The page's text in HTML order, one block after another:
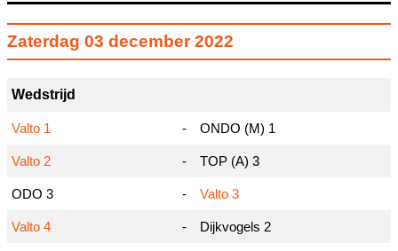
Zaterdag 03 december 2022
Wedstrijd
Valto 1 - ONDO (M) 1
Valto 2 - TOP (A) 3
ODO 3 - Valto 3
Valto 4 - Dijkvogels 2